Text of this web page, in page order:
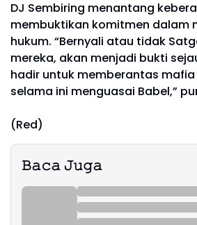
DJ Sembiring menantang
membuktikan komitmen dalam
hukum. “Bernyali atau tidak
mereka, akan menjadi bukti
hadir untuk memberantas
selama ini menguasai Babel,”
(Red)
𝙱𝚊𝚌𝚊 𝙹𝚞𝚐𝚊